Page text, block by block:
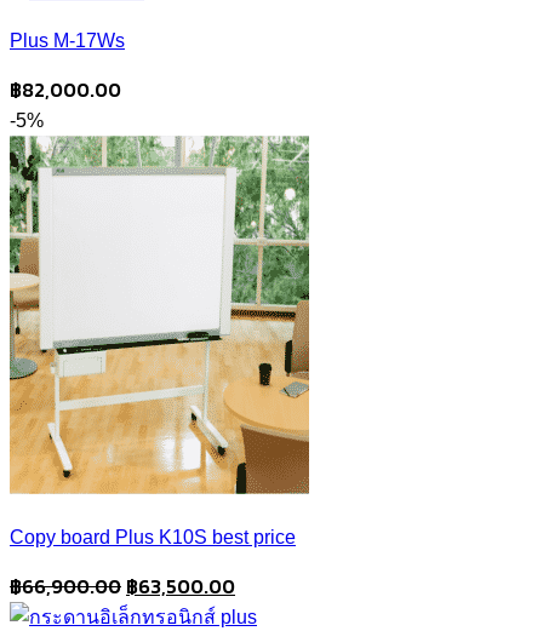
Plus M-17Ws
฿82,000.00
-5%
Copy board Plus K10S best price
฿66,900.00 Original
price
฿63,500.00Current
price